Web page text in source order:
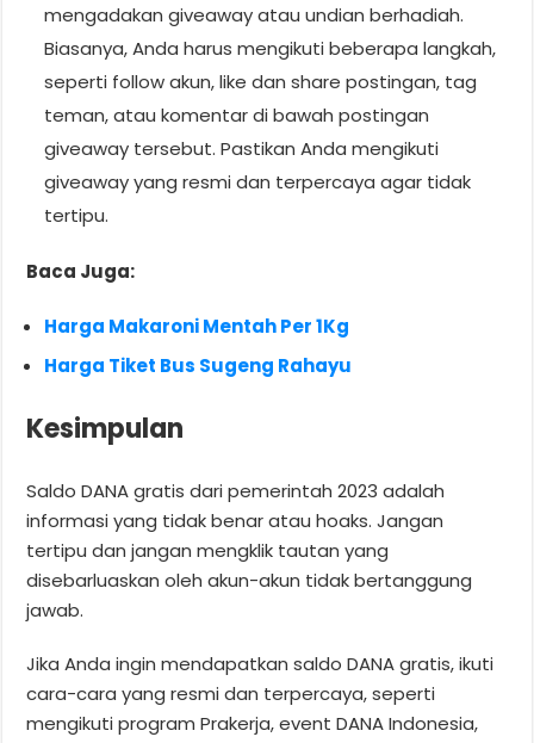
mengadakan giveaway atau undian berhadiah.
Biasanya, Anda harus mengikuti beberapa langkah,
seperti follow akun, like dan share postingan, tag
teman, atau komentar di bawah postingan
giveaway tersebut. Pastikan Anda mengikuti
giveaway yang resmi dan terpercaya agar tidak
tertipu.
Baca Juga:
Harga Makaroni Mentah Per 1Kg
Harga Tiket Bus Sugeng Rahayu
Kesimpulan
Saldo DANA gratis dari pemerintah 2023 adalah
informasi yang tidak benar atau hoaks. Jangan
tertipu dan jangan mengklik tautan yang
disebarluaskan oleh akun-akun tidak bertanggung
jawab.
Jika Anda ingin mendapatkan saldo DANA gratis, ikuti
cara-cara yang resmi dan terpercaya, seperti
mengikuti program Prakerja, event DANA Indonesia,